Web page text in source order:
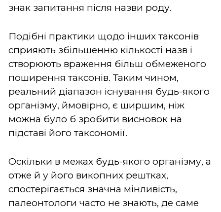
знак запитання після назви роду.
Подібні практики щодо інших таксонів
сприяють збільшенню кількості назв і
створюють враження більш обмеженого
поширення таксонів. Таким чином,
реальний діапазон існування будь-якого
організму, ймовірно, є ширшим, ніж
можна було б зробити висновок на
підставі його таксономії.
Оскільки в межах будь-якого організму, а
отже й у його викопних рештках,
спостерігається значна мінливість,
палеонтологи часто не знають, де саме